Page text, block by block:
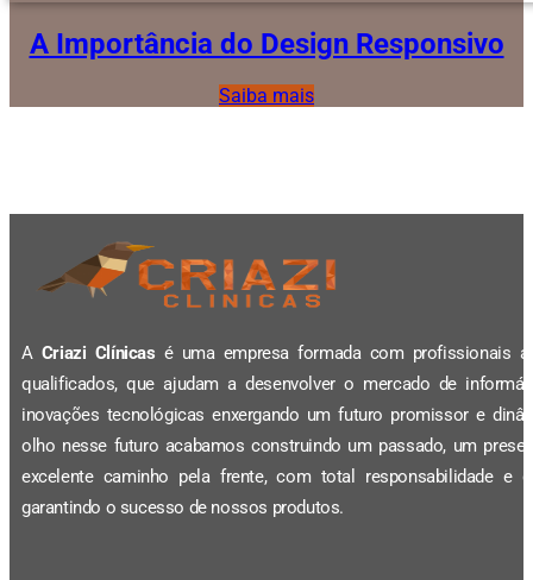
A Importância do Design Responsivo
Saiba mais
A Criazi Clínicas é uma empresa formada com profissionais
qualificados, que ajudam a desenvolver o mercado de
inovações tecnológicas enxergando um futuro promissor e
olho nesse futuro acabamos construindo um passado, um
excelente caminho pela frente, com total responsabilidade e
garantindo o sucesso de nossos produtos.